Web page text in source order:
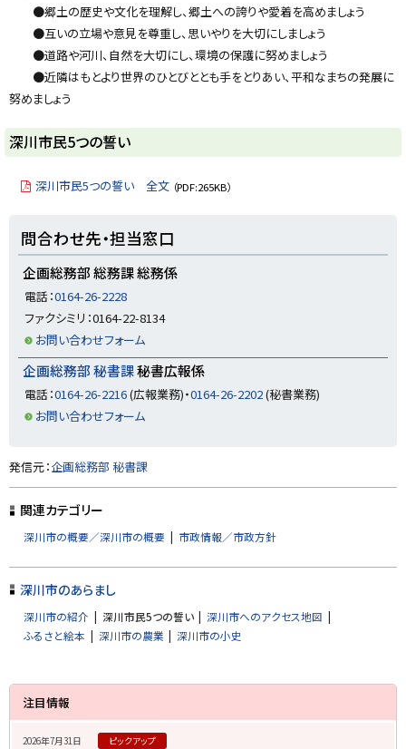
●郷土の歴史や文化を理解し、郷土への誇りや愛着を高めましょう
●互いの立場や意見を尊重し、思いやりを大切にしましょう
●道路や河川、自然を大切にし、環境の保護に努めましょう
●近隣はもとより世界のひとびととも手をとりあい、平和なまちの発展に
努めましょう
深川市民5つの誓い
深川市民5つの誓い 全文 （PDF:265KB）
問合わせ先・担当窓口
企画総務部 総務課 総務係
電話：0164-26-2228
ファクシミリ：0164-22-8134
お問い合わせフォーム
企画総務部 秘書課秘書広報係
電話：0164-26-2216(広報業務)・0164-26-2202(秘書業務)
お問い合わせフォーム
ト
ッ
プ
る
発信元：企画総務部 秘書課
関連カテゴリー
深川市の概要／深川市の概要 市政情報／市政方針
深川市のあらまし
深川市の紹介 深川市民5つの誓い
深川市へのアクセス地図
ふるさと絵本
深川市の農業 深川市の小史
サ
イ
注目情報
2026年7月31日 ピックアップ